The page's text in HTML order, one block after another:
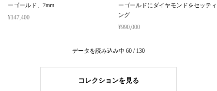
ーゴールド、7mm
¥147,400
ーゴールドにダイヤモンドをセッティ
ング
¥990,000
データを読み込み中 60 / 130
コレクションを見る